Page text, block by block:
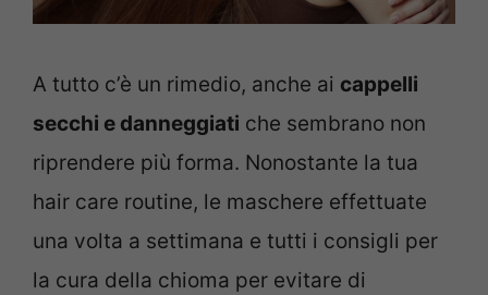
A tutto c’è un rimedio, anche ai cappelli
secchi e danneggiati che sembrano non
riprendere più forma. Nonostante la tua
hair care routine, le maschere effettuate
una volta a settimana e tutti i consigli per
la cura della chioma per evitare di